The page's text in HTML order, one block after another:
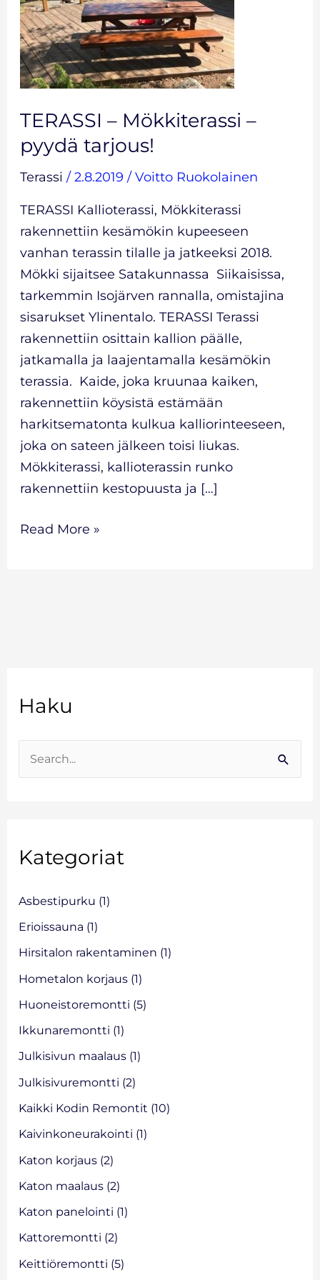
Haku
c
f
o
r
Kategoriat
Asbestipurku (1)
Erioissauna (1)
Hirsitalon rakentaminen (1)
Hometalon korjaus (1)
Huoneistoremontti (5)
Ikkunaremontti (1)
Julkisivun maalaus (1)
Julkisivuremontti (2)
Kaikki Kodin Remontit (10)
Kaivinkoneurakointi (1)
Katon korjaus (2)
Katon maalaus (2)
Katon panelointi (1)
Kattoremontti (2)
Keittiöremontti (5)
r
TERASSI – Mökkiterassi –
pyydä tarjous!
Terassi /2.8.2019 /Voitto Ruokolainen
TERASSI Kallioterassi, Mökkiterassi
rakennettiin kesämökin kupeeseen
vanhan terassin tilalle ja jatkeeksi 2018.
Mökki sijaitsee Satakunnassa Siikaisissa,
tarkemmin Isojärven rannalla, omistajina
sisarukset Ylinentalo. TERASSI Terassi
rakennettiin osittain kallion päälle,
jatkamalla ja laajentamalla kesämökin
terassia. Kaide, joka kruunaa kaiken,
rakennettiin köysistä estämään
harkitsematonta kulkua kalliorinteeseen,
joka on sateen jälkeen toisi liukas.
Mökkiterassi, kallioterassin runko
rakennettiin kestopuusta ja […]
pyydä
tarjous!
Read More »